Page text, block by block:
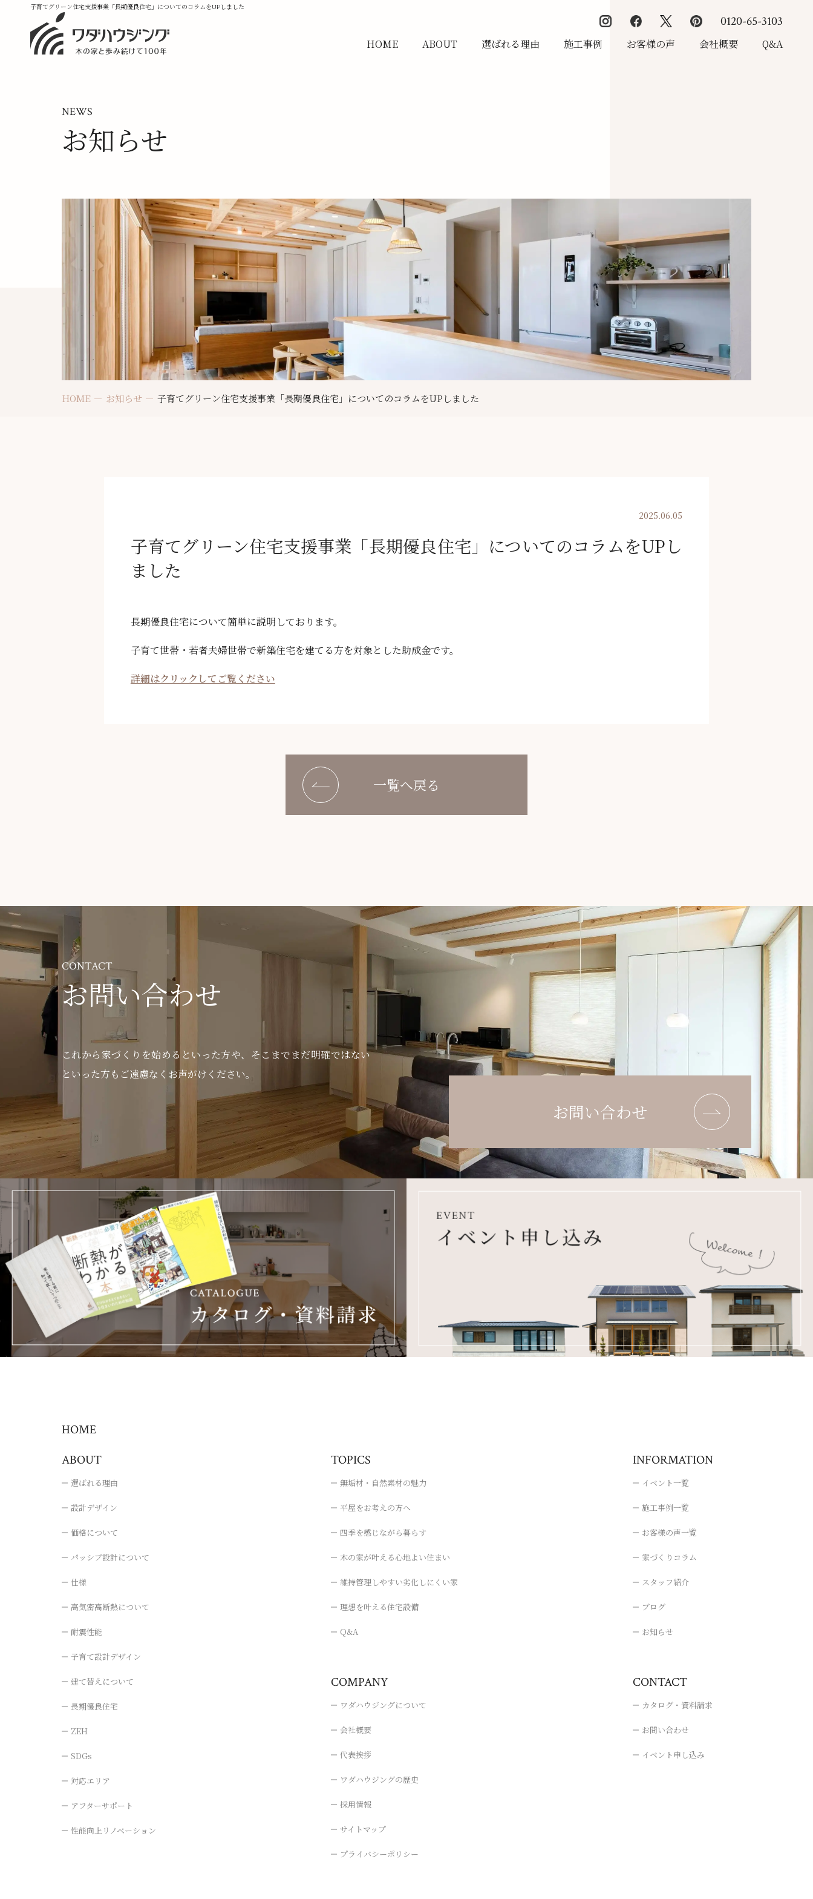
子育てグリーン住宅支援事業「長期優良住宅」についてのコラムをUPしました
0120-65-3103
HOME ABOUT 選ばれる理由 施工事例 お客様の声 会社概要 Q&A
NEWS
お知らせ
HOME お知らせ 子育てグリーン住宅支援事業「長期優良住宅」についてのコラムをUPしました
2025.06.05
子育てグリーン住宅支援事業「長期優良住宅」についてのコラムをUPし
ました
長期優良住宅について簡単に説明しております。
子育て世帯・若者夫婦世帯で新築住宅を建てる方を対象とした助成金です。
詳細はクリックしてご覧ください
一覧へ戻る
CONTACT
お問い合わせ
これから家づくりを始めるといった方や、 そこまでまだ明確ではない
といった方もご遠慮なくお声がけください。
お問い合わせ
HOME
ABOUT
選ばれる理由
設計デザイン
価格について
パッシブ設計について
仕様
高気密高断熱について
耐震性能
子育て設計デザイン
建て替えについて
長期優良住宅
ZEH
SDGs
対応エリア
アフターサポート
性能向上リノベーション
TOPICS
無垢材・自然素材の魅力
平屋をお考えの方へ
四季を感じながら暮らす
木の家が叶える心地よい住まい
維持管理しやすい劣化しにくい家
理想を叶える住宅設備
Q&A
COMPANY
ワダハウジングについて
会社概要
代表挨拶
ワダハウジングの歴史
採用情報
サイトマップ
プライバシーポリシー
INFORMATION
イベント一覧
施工事例一覧
お客様の声一覧
家づくりコラム
スタッフ紹介
ブログ
お知らせ
CONTACT
カタログ・資料請求
お問い合わせ
イベント申し込み